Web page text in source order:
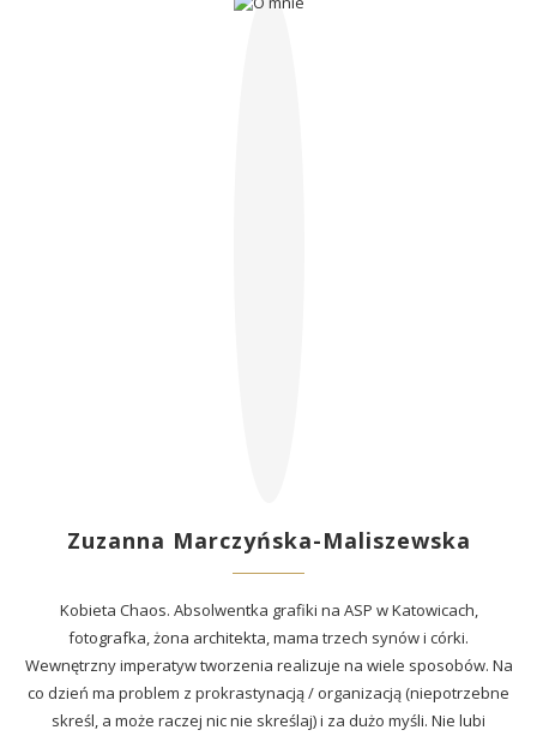
Zuzanna Marczyńska-Maliszewska
Kobieta Chaos. Absolwentka grafiki na ASP w Katowicach,
fotografka, żona architekta, mama trzech synów i córki.
Wewnętrzny imperatyw tworzenia realizuje na wiele sposobów. Na
co dzień ma problem z prokrastynacją / organizacją (niepotrzebne
skreśl, a może raczej nic nie skreślaj) i za dużo myśli. Nie lubi